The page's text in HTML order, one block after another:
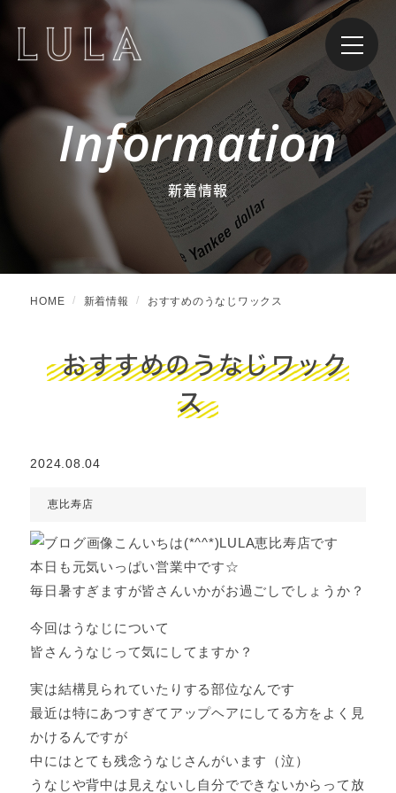
Information
新着情報
HOME 新着情報 おすすめのうなじワックス
おすすめのうなじワック
ス
2024.08.04
恵比寿店
こんいちは(*^^*)LULA恵比寿店です
本日も元気いっぱい営業中です☆
毎日暑すぎますが皆さんいかがお過ごしでしょうか？
今回はうなじについて
皆さんうなじって気にしてますか？
実は結構見られていたりする部位なんです
最近は特にあつすぎてアップヘアにしてる方をよく見
かけるんですが
中にはとても残念うなじさんがいます（泣）
うなじや背中は見えないし自分でできないからって放